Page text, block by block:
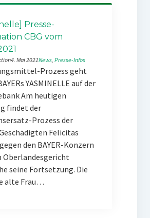
Presse-
CBG vom
4. Mai 2021News, Presse-Infos
Prozess geht
YASMINELLE auf der
Am heutigen
findet der
Prozess der
Felicitas
den BAYER-Konzern
Oberlandesgericht
seine Fortsetzung. Die
alte Frau…